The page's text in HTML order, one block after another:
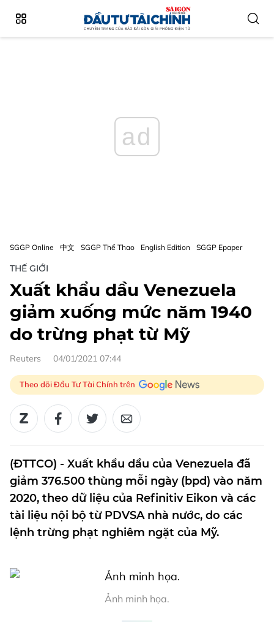
ad
SGGP Online 中文 SGGP Thể Thao English Edition SGGP Epaper
THẾ GIỚI
Xuất khẩu dầu Venezuela
giảm xuống mức năm 1940
do trừng phạt từ Mỹ
Reuters 04/01/2021 07:44
Theo dõi Đầu Tư Tài Chính trên
(ĐTTCO) - Xuất khẩu dầu của Venezuela đã
giảm 376.500 thùng mỗi ngày (bpd) vào năm
2020, theo dữ liệu của Refinitiv Eikon và các
tài liệu nội bộ từ PDVSA nhà nước, do các
lệnh trừng phạt nghiêm ngặt của Mỹ.
Ảnh minh họa.